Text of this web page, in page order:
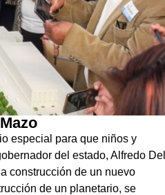
especial para que niños y
del estado, Alfredo Del
construcción de un nuevo
de un planetario, se